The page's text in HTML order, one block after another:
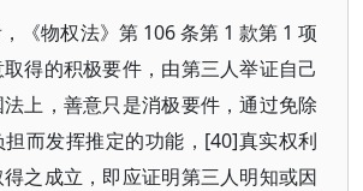
《物权法》第 106 条第 1 款第 1 项
得的积极要件，由第三人举证自己
上，善意只是消极要件，通过免除
而发挥推定的功能，[40]真实权利
之成立，即应证明第三人明知或因